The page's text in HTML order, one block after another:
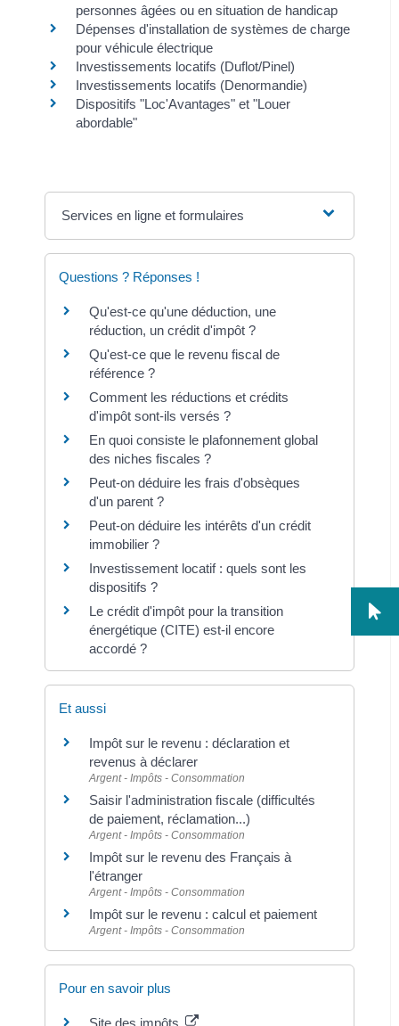
personnes âgées ou en situation de handicap
Dépenses d'installation de systèmes de charge
pour véhicule électrique
Investissements locatifs (Duflot/Pinel)
Investissements locatifs (Denormandie)
Dispositifs "Loc'Avantages" et "Louer
abordable"
Services en ligne et formulaires
Questions ? Réponses !
Qu'est-ce qu'une déduction, une
réduction, un crédit d'impôt ?
Qu'est-ce que le revenu fiscal de
référence ?
Comment les réductions et crédits
d'impôt sont-ils versés ?
En quoi consiste le plafonnement global
des niches fiscales ?
Peut-on déduire les frais d'obsèques
d'un parent ?
Peut-on déduire les intérêts d'un crédit
immobilier ?
Investissement locatif : quels sont les
dispositifs ?
Le crédit d'impôt pour la transition
énergétique (CITE) est-il encore
accordé ?
Et aussi
Impôt sur le revenu : déclaration et
revenus à déclarer
Argent - Impôts - Consommation
Saisir l'administration fiscale (difficultés
de paiement, réclamation...)
Argent - Impôts - Consommation
Impôt sur le revenu des Français à
l'étranger
Argent - Impôts - Consommation
Impôt sur le revenu : calcul et paiement
Argent - Impôts - Consommation
Pour en savoir plus